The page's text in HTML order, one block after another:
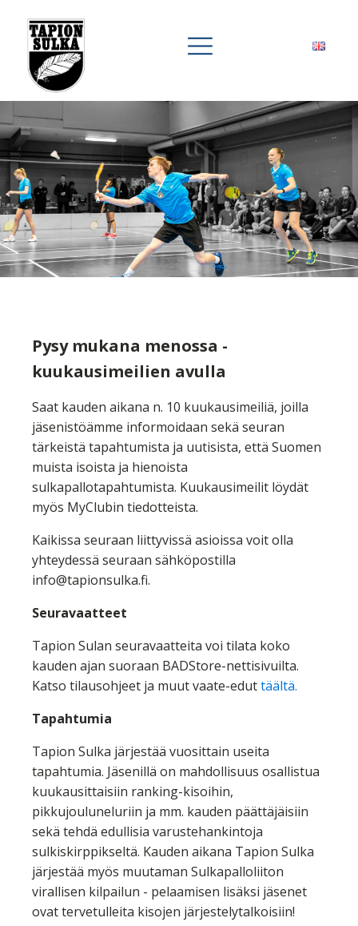
Pysy mukana menossa -
kuukausimeilien avulla
Saat kauden aikana n. 10 kuukausimeiliä, joilla
jäsenistöämme informoidaan sekä seuran
tärkeistä tapahtumista ja uutisista, että Suomen
muista isoista ja hienoista
sulkapallotapahtumista. Kuukausimeilit löydät
myös MyClubin tiedotteista.
Kaikissa seuraan liittyvissä asioissa voit olla
yhteydessä seuraan sähköpostilla
info@tapionsulka.fi.
Seuravaatteet
Tapion Sulan seuravaatteita voi tilata koko
kauden ajan suoraan BADStore-nettisivuilta.
Katso tilausohjeet ja muut vaate-eduttäältä.
Tapahtumia
Tapion Sulka järjestää vuosittain useita
tapahtumia. Jäsenillä on mahdollisuus osallistua
kuukausittaisiin ranking-kisoihin,
pikkujouluneluriin ja mm. kauden päättäjäisiin
sekä tehdä edullisia varustehankintoja
sulkiskirppikseltä. Kauden aikana Tapion Sulka
järjestää myös muutaman Sulkapalloliiton
virallisen kilpailun - pelaamisen lisäksi jäsenet
ovat tervetulleita kisojen järjestelytalkoisiin!